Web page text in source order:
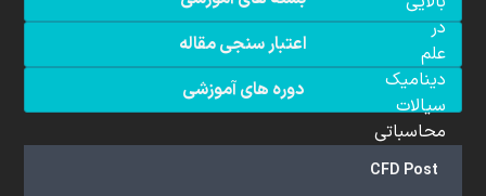
اعتبار سنجی مقاله
دوره های آموزشی
CFD Post
در
علم
دینامیک
سیالات
محاسباتی
(CFD)